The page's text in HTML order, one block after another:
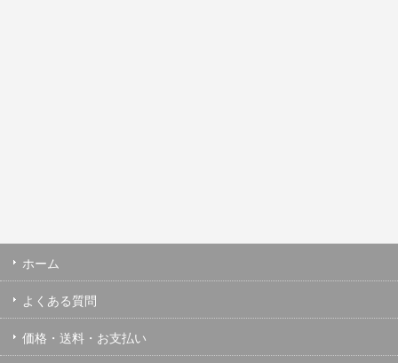
ホーム
よくある質問
価格・送料・お支払い